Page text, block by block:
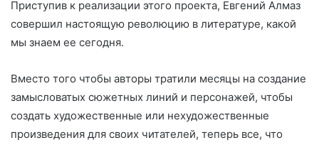
Приступив к реализации этого проекта, Евгений Алмаз
совершил настоящую революцию в литературе, какой
мы знаем ее сегодня.
Вместо того чтобы авторы тратили месяцы на создание
замысловатых сюжетных линий и персонажей, чтобы
создать художественные или нехудожественные
произведения для своих читателей, теперь все, что